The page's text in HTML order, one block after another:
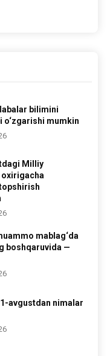
bilimini
o‘zgarishi mumkin
Milliy
oxirigacha
mablag‘da
boshqaruvida —
avgustdan nimalar